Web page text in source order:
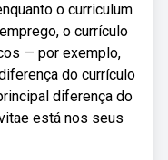
o curriculum
o currículo
— por exemplo,
do currículo
diferença do
está nos seus